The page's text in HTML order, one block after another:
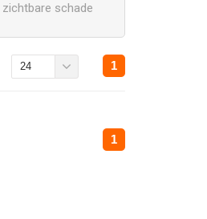
zichtbare schade
1
24
1